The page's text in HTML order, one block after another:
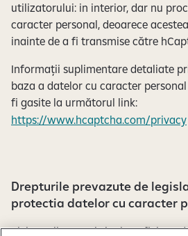
utilizatorului: in interior, dar nu
caracter personal, deoarece
inainte de a fi transmise către
Informații suplimentare detaliate
baza a datelor cu caracter
fi gasite la următorul link:
https://www.hcaptcha.com/privacy
Drepturile prevazute de
protectia datelor cu caracter
Vizitatorii acestui site beneficiaza